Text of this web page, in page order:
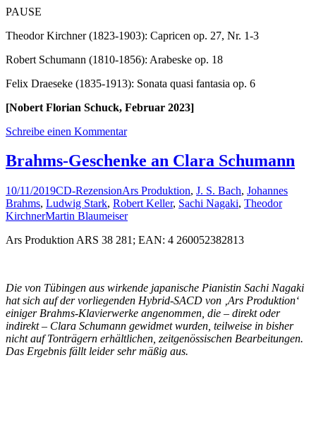
PAUSE
Theodor Kirchner (1823-1903): Capricen op. 27, Nr. 1-3
Robert Schumann (1810-1856): Arabeske op. 18
Felix Draeseke (1835-1913): Sonata quasi fantasia op. 6
[Nobert Florian Schuck, Februar 2023]
Schreibe einen Kommentar
Brahms-Geschenke an Clara Schumann
10/11/2019CD-RezensionArs Produktion, J. S. Bach, Johannes
Brahms, Ludwig Stark, Robert Keller, Sachi Nagaki, Theodor
KirchnerMartin Blaumeiser
Ars Produktion ARS 38 281; EAN: 4 260052382813
Die von Tübingen aus wirkende japanische Pianistin Sachi Nagaki
hat sich auf der vorliegenden Hybrid-SACD von ‚Ars Produktion‘
einiger Brahms-Klavierwerke angenommen, die – direkt oder
indirekt – Clara Schumann gewidmet wurden, teilweise in bisher
nicht auf Tonträgern erhältlichen, zeitgenössischen Bearbeitungen.
Das Ergebnis fällt leider sehr mäßig aus.